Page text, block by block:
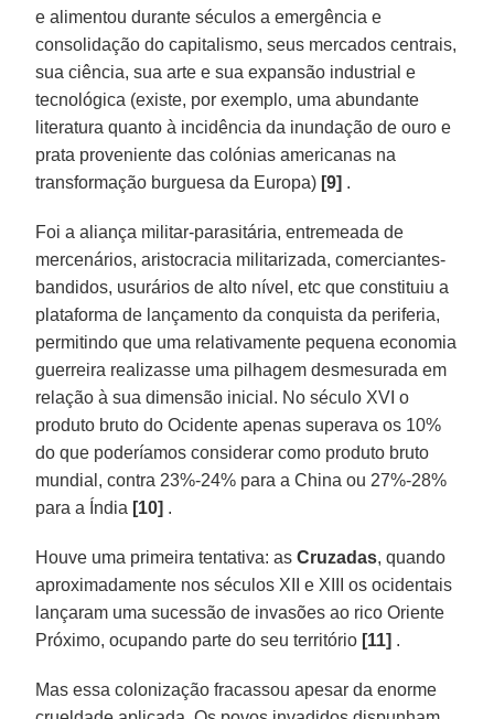
e alimentou durante séculos a emergência e
consolidação do capitalismo, seus mercados centrais,
sua ciência, sua arte e sua expansão industrial e
tecnológica (existe, por exemplo, uma abundante
literatura quanto à incidência da inundação de ouro e
prata proveniente das colónias americanas na
transformação burguesa da Europa) [9] .
Foi a aliança militar-parasitária, entremeada de
mercenários, aristocracia militarizada, comerciantes-
bandidos, usurários de alto nível, etc que constituiu a
plataforma de lançamento da conquista da periferia,
permitindo que uma relativamente pequena economia
guerreira realizasse uma pilhagem desmesurada em
relação à sua dimensão inicial. No século XVI o
produto bruto do Ocidente apenas superava os 10%
do que poderíamos considerar como produto bruto
mundial, contra 23%-24% para a China ou 27%-28%
para a Índia [10] .
Houve uma primeira tentativa: asCruzadas, quando
aproximadamente nos séculos XII e XIII os ocidentais
lançaram uma sucessão de invasões ao rico Oriente
Próximo, ocupando parte do seu território [11] .
Mas essa colonização fracassou apesar da enorme